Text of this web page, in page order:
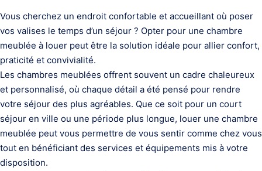
Vous cherchez un endroit confortable et accueillant où poser
vos valises le temps d’un séjour ? Opter pour une chambre
meublée à louer peut être la solution idéale pour allier confort,
praticité et convivialité.
Les chambres meublées offrent souvent un cadre chaleureux
et personnalisé, où chaque détail a été pensé pour rendre
votre séjour des plus agréables. Que ce soit pour un court
séjour en ville ou une période plus longue, louer une chambre
meublée peut vous permettre de vous sentir comme chez vous
tout en bénéficiant des services et équipements mis à votre
disposition.